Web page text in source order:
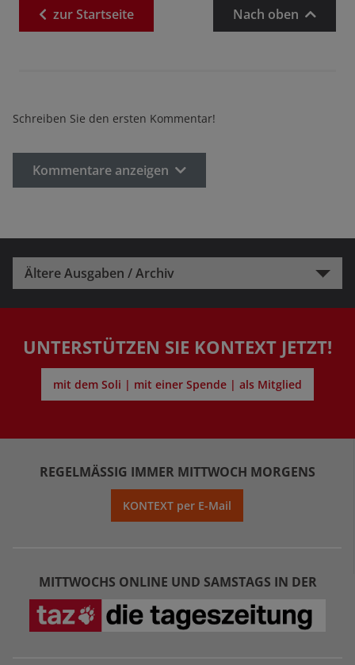
zurStartseite Nach oben
Schreiben Sie den ersten Kommentar!
Kommentare anzeigen
Ältere Ausgaben / Archiv
UNTERSTÜTZEN SIE KONTEXT JETZT!
mit dem Soli | mit einer Spende | als Mitglied
REGELMÄSSIG IMMER MITTWOCH MORGENS
KONTEXT per E-Mail
MITTWOCHS ONLINE UND SAMSTAGS IN DER